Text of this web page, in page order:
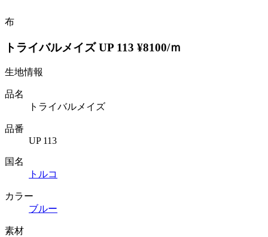
布
トライバルメイズ UP 113 ¥8100/ｍ
生地情報
品名
トライバルメイズ
品番
UP 113
国名
トルコ
カラー
ブルー
素材